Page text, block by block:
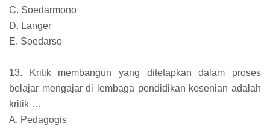
C. Soedarmono
D. Langer
E. Soedarso
13. Kritik membangun yang ditetapkan dalam proses
belajar mengajar di lembaga pendidikan kesenian adalah
kritik …
A. Pedagogis